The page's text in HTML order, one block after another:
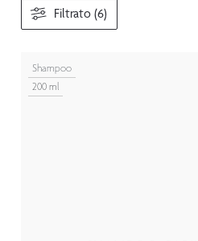
Filtrato (6)
Shampoo
200 ml